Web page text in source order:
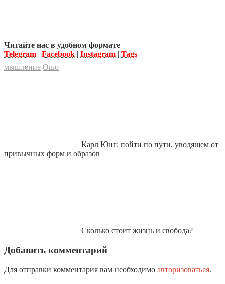
Читайте нас в удобном формате
Telegram | Facebook | Instagram | Tags
мышление Ошо
Карл Юнг: пойти по пути, уводящем от
привычных форм и образов
Сколько стоит жизнь и свобода?
Добавить комментарий
Для отправки комментария вам необходимо авторизоваться.